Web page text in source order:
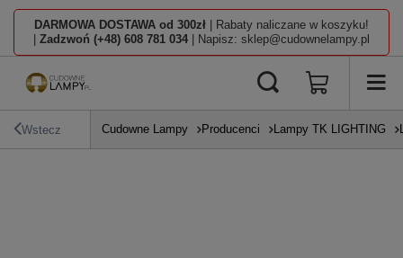
DARMOWA DOSTAWA od 300zł | Rabaty naliczane w koszyku!
Zadzwoń (+48) 608 781 034 | Napisz: sklep@cudownelampy.pl
Wstecz Cudowne Lampy Producenci Lampy TK LIGHTING